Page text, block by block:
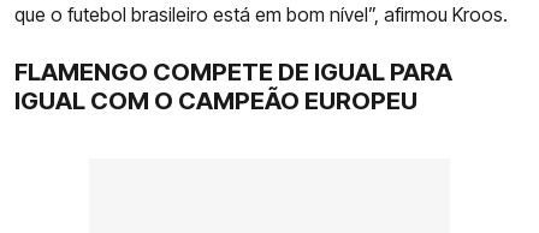
que o futebol brasileiro está em bom nível”, afirmou Kroos.
FLAMENGO COMPETE DE IGUAL PARA
IGUAL COM O CAMPEÃO EUROPEU